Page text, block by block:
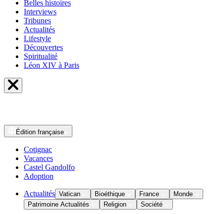
Belles histoires
Interviews
Tribunes
Actualités
Lifestyle
Découvertes
Spiritualité
Léon XIV à Paris
Édition française
Cotignac
Vacances
Castel Gandolfo
Adoption
Actualités Vatican Bioéthique France
Monde
Patrimoine Actualités
Religion Société